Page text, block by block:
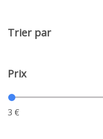
Trier par
Prix
3 €